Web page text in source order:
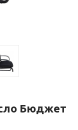
Бюджет